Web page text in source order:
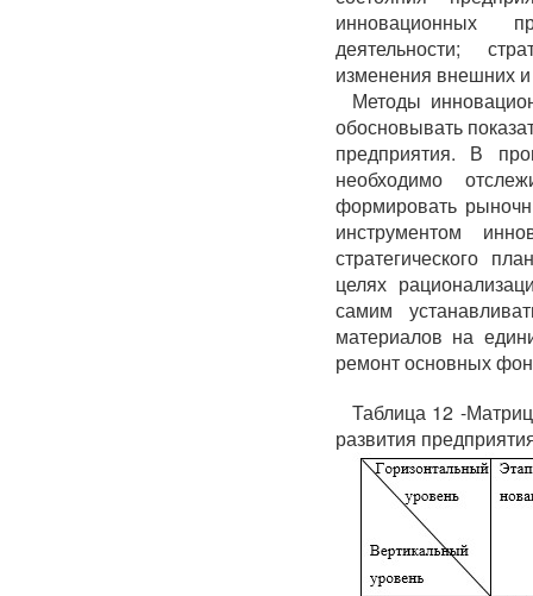
инновационных
деятельности;
изменения внешних
Методы
обосновывать
предприятия. В
необходимо
формировать
инструментом
стратегического
целях
самим
материалов на
ремонт основных
Таблица 12 -
развития